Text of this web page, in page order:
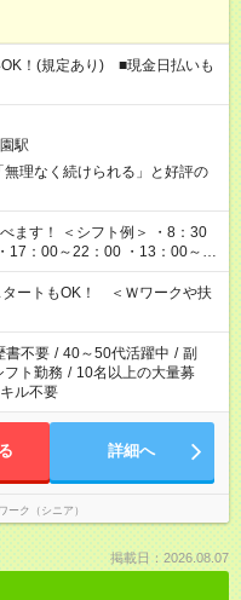
！(規定あり) ■現金日払いも
駅
理なく続けられる」と好評の
17：00～22：00 ・13：00～
ートもOK！ ＜Ｗワークや扶
書不要 / 40～50代活躍中 / 副
フト勤務 / 10名以上の大量募
ル不要
詳細へ
ーク（シニア）
掲載日：2026.08.07